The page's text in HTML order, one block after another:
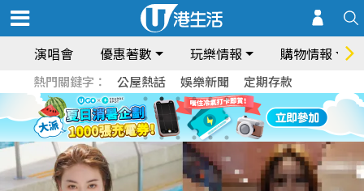
演唱會 優惠著數 玩樂情報 購物情報
熱門關鍵字： 公屋熱話 娛樂新聞 定期存款